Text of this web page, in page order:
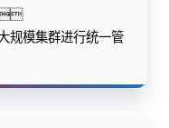

规模集群进行统一管